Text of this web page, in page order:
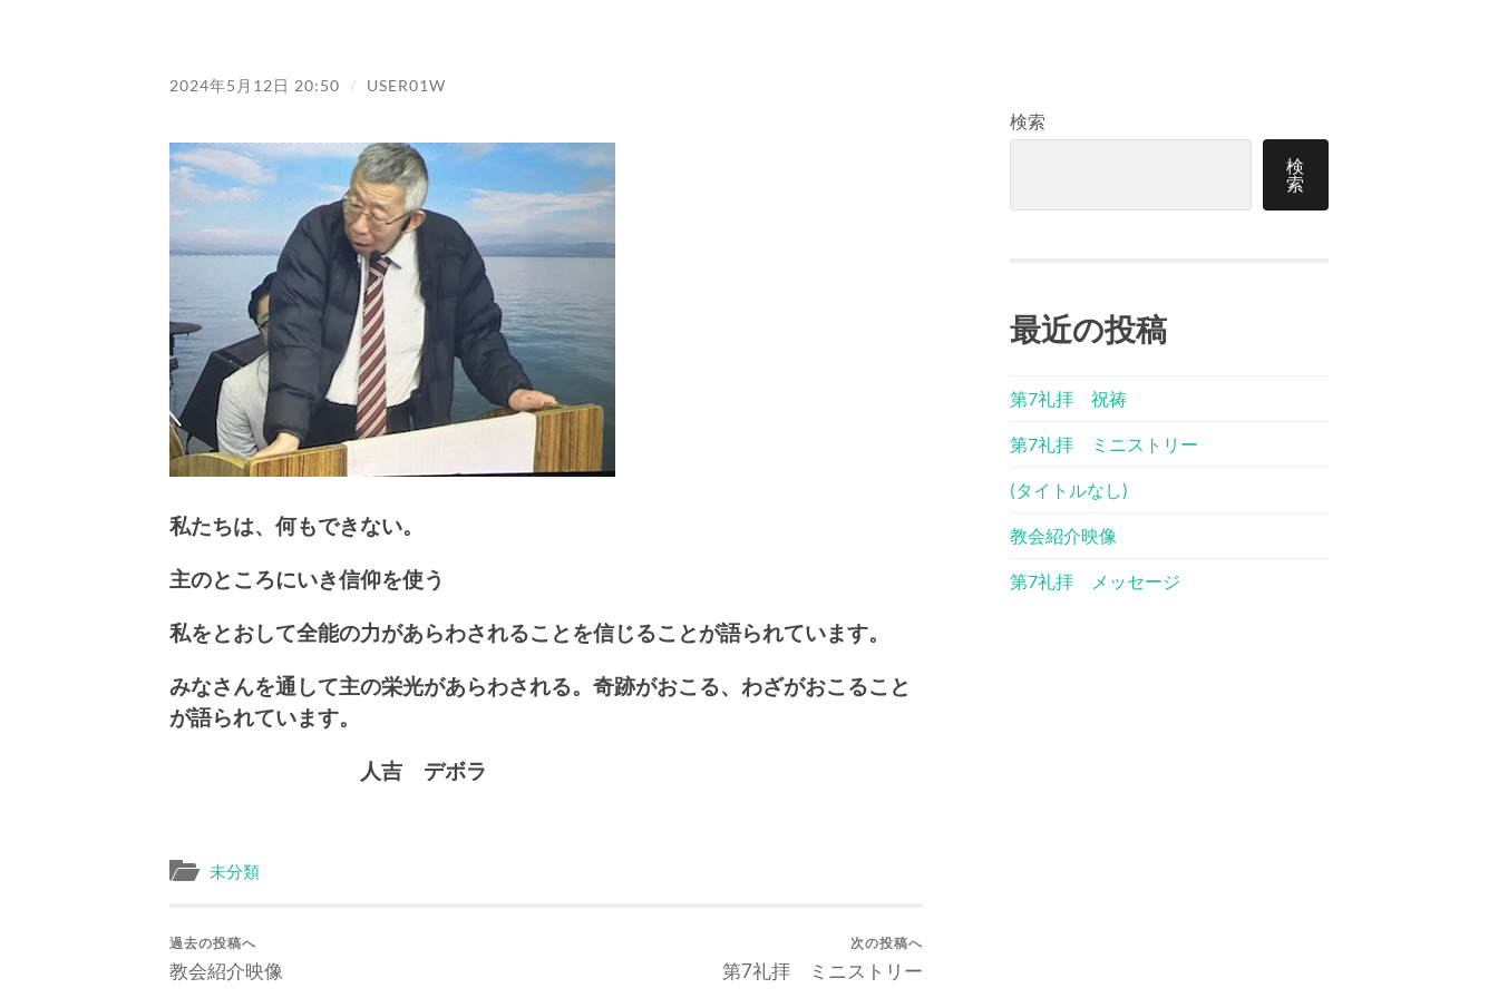
2024年5月12日 20:50 / USER01W
私たちは、何もできない。
主のところにいき信仰を使う
私をとおして全能の力があらわされることを信じることが語られています。
みなさんを通して主の栄光があらわされる。奇跡がおこる、わざがおこること
が語られています。
人吉 デボラ
未分類
過去の投稿へ
教会紹介映像
次の投稿へ
第7礼拝 ミニストリー
検索
検
索
最近の投稿
第7礼拝 祝祷
第7礼拝 ミニストリー
(タイトルなし)
教会紹介映像
第7礼拝 メッセージ